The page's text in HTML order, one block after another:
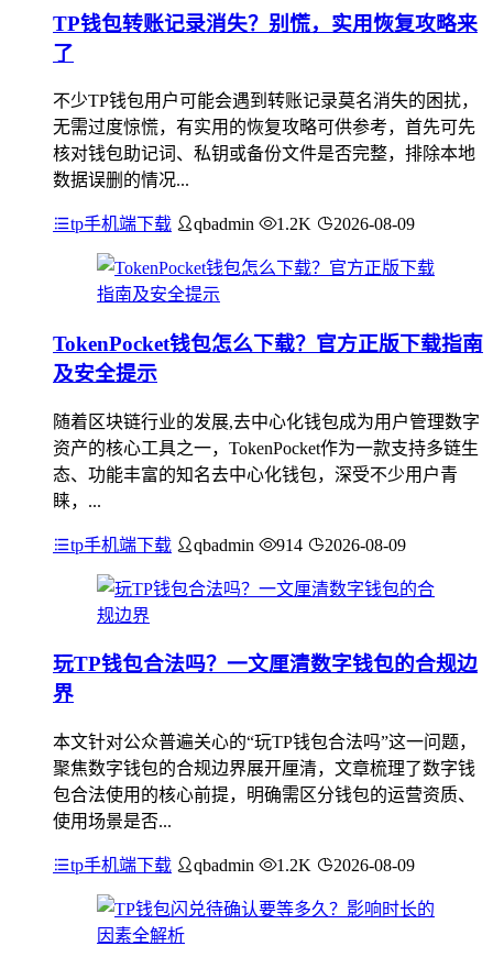
TP钱包转账记录消失？别慌，实用恢复攻略来
了
不少TP钱包用户可能会遇到转账记录莫名消失的困扰，
无需过度惊慌，有实用的恢复攻略可供参考，首先可先
核对钱包助记词、私钥或备份文件是否完整，排除本地
数据误删的情况...
tp手机端下载 qbadmin 1.2K 2026-08-09
TokenPocket钱包怎么下载？官方正版下载指南
及安全提示
随着区块链行业的发展,去中心化钱包成为用户管理数字
资产的核心工具之一，TokenPocket作为一款支持多链生
态、功能丰富的知名去中心化钱包，深受不少用户青
睐，...
tp手机端下载 qbadmin 914 2026-08-09
玩TP钱包合法吗？一文厘清数字钱包的合规边
界
本文针对公众普遍关心的“玩TP钱包合法吗”这一问题，
聚焦数字钱包的合规边界展开厘清，文章梳理了数字钱
包合法使用的核心前提，明确需区分钱包的运营资质、
使用场景是否...
tp手机端下载 qbadmin 1.2K 2026-08-09